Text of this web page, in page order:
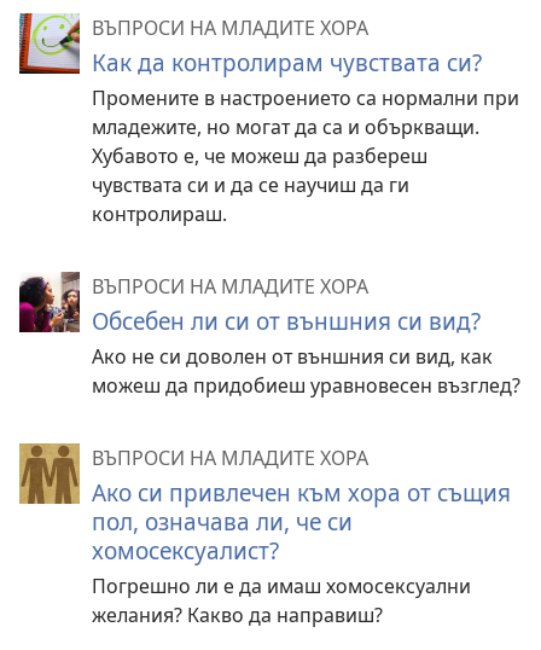
ВЪПРОСИ НА МЛАДИТЕ ХОРА
Как да контролирам чувствата си?
Промените в настроението са нормални при
младежите, но могат да са и объркващи.
Хубавото е, че можеш да разбереш
чувствата си и да се научиш да ги
контролираш.
ВЪПРОСИ НА МЛАДИТЕ ХОРА
Обсебен ли си от външния си вид?
Ако не си доволен от външния си вид, как
можеш да придобиеш уравновесен възглед?
ВЪПРОСИ НА МЛАДИТЕ ХОРА
Ако си привлечен към хора от същия
пол, означава ли, че си
хомосексуалист?
Погрешно ли е да имаш хомосексуални
желания? Какво да направиш?